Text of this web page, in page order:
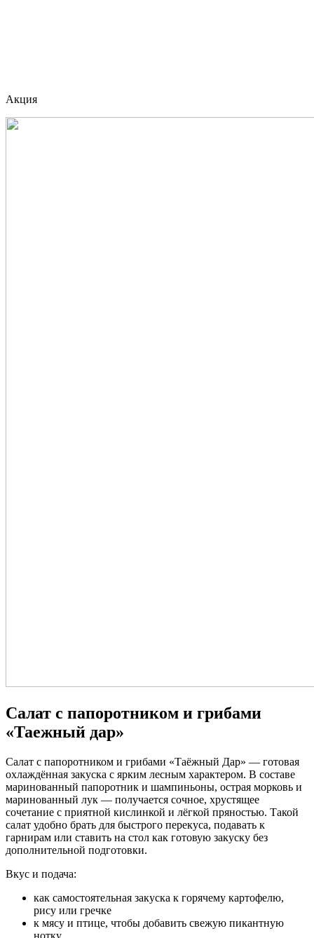
Акция
Салат с папоротником и грибами
«Таежный дар»
Салат с папоротником и грибами «Таёжный Дар» — готовая
охлаждённая закуска с ярким лесным характером. В составе
маринованный папоротник и шампиньоны, острая морковь и
маринованный лук — получается сочное, хрустящее
сочетание с приятной кислинкой и лёгкой пряностью. Такой
салат удобно брать для быстрого перекуса, подавать к
гарнирам или ставить на стол как готовую закуску без
дополнительной подготовки.
Вкус и подача:
как самостоятельная закуска к горячему картофелю,
рису или гречке
к мясу и птице, чтобы добавить свежую пикантную
нотку